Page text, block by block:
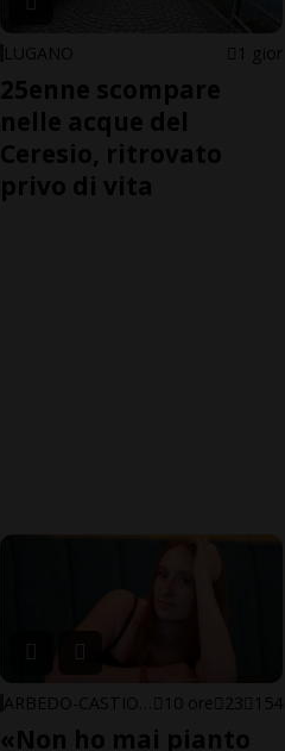
LUGANO 1 gior
25enne scompare
nelle acque del
Ceresio, ritrovato
privo di vita
10 ore 23 154
«Non ho mai pianto